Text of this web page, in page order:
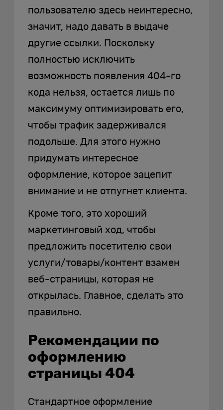
пользователю здесь неинтересно,
значит, надо давать в выдаче
другие ссылки. Поскольку
полностью исключить
возможность появления 404-го
кода нельзя, остается лишь по
максимуму оптимизировать его,
чтобы трафик задерживался
подольше. Для этого нужно
придумать интересное
оформление, которое зацепит
внимание и не отпугнет клиента.
Кроме того, это хороший
маркетинговый ход, чтобы
предложить посетителю свои
услуги/товары/контент взамен
веб-страницы, которая не
открылась. Главное, сделать это
правильно.
Рекомендации по
оформлению
страницы 404
Стандартное оформление